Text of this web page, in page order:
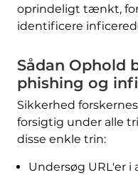
oprindeligt tænkt,
identificere
Sådan Ophold
phishing og
Sikkerhed
forsigtig under alle
disse enkle trin:
Undersøg URL'er i